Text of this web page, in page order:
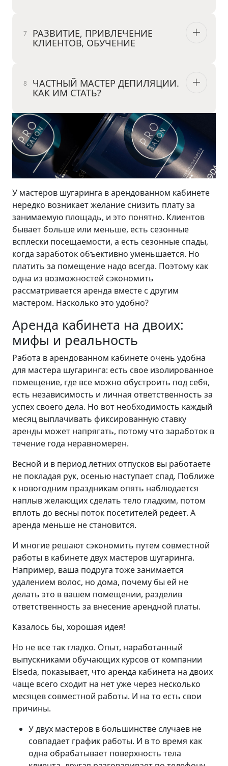
РАЗВИТИЕ, ПРИВЛЕЧЕНИЕ
КЛИЕНТОВ, ОБУЧЕНИЕ
ЧАСТНЫЙ МАСТЕР ДЕПИЛЯЦИИ.
КАК ИМ СТАТЬ?
У мастеров шугаринга в арендованном кабинете
нередко возникает желание снизить плату за
занимаемую площадь, и это понятно. Клиентов
бывает больше или меньше, есть сезонные
всплески посещаемости, а есть сезонные спады,
когда заработок объективно уменьшается. Но
платить за помещение надо всегда. Поэтому как
одна из возможностей сэкономить
рассматривается аренда вместе с другим
мастером. Насколько это удобно?
Аренда кабинета на двоих:
мифы и реальность
Работа в арендованном кабинете очень удобна
для мастера шугаринга: есть свое изолированное
помещение, где все можно обустроить под себя,
есть независимость и личная ответственность за
успех своего дела. Но вот необходимость каждый
месяц выплачивать фиксированную ставку
аренды может напрягать, потому что заработок в
течение года неравномерен.
Весной и в период летних отпусков вы работаете
не покладая рук, осенью наступает спад. Поближе
к новогодним праздникам опять наблюдается
наплыв желающих сделать тело гладким, потом
вплоть до весны поток посетителей редеет. А
аренда меньше не становится.
И многие решают сэкономить путем совместной
работы в кабинете двух мастеров шугаринга.
Например, ваша подруга тоже занимается
удалением волос, но дома, почему бы ей не
делать это в вашем помещении, разделив
ответственность за внесение арендной платы.
Казалось бы, хорошая идея!
Но не все так гладко. Опыт, наработанный
выпускниками обучающих курсов от компании
Elseda, показывает, что аренда кабинета на двоих
чаще всего сходит на нет уже через несколько
месяцев совместной работы. И на то есть свои
причины.
У двух мастеров в большинстве случаев не
совпадает график работы. И в то время как
одна обрабатывает поверхность тела